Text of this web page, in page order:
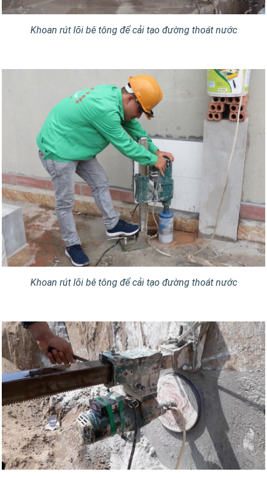
Khoan rút lõi bê tông để cải tạo đường thoát nước
Khoan rút lõi bê tông để cải tạo đường thoát nước